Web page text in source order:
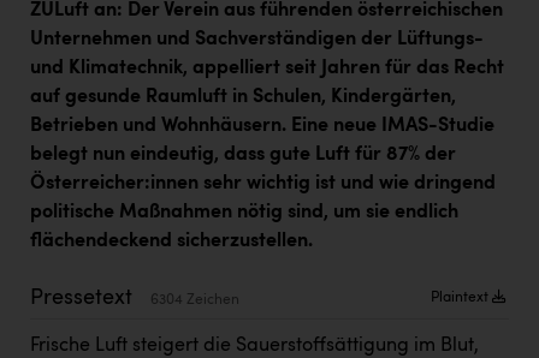
Karin Liedl
KEBA
KIWI Kinderwunsch Institut Dr. Loimer
KLIPP Frisör
Kleider Bauer
Kremsmüller Anlagenbau GmbH
Maximarkt
ZULuft an: Der Verein aus führenden österreichischen
Unternehmen und Sachverständigen der Lüftungs-
und Klimatechnik, appelliert seit Jahren für das Recht
auf gesunde Raumluft in Schulen, Kindergärten,
Betrieben und Wohnhäusern. Eine neue IMAS-Studie
belegt nun eindeutig, dass gute Luft für 87% der
Österreicher:innen sehr wichtig ist und wie dringend
politische Maßnahmen nötig sind, um sie endlich
flächendeckend sicherzustellen.
Pressetext 6304 Zeichen Plaintext
Frische Luft steigert die Sauerstoffsättigung im Blut,